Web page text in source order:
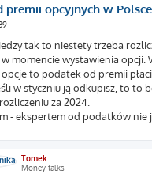
premii opcyjnych w Polsce
tak to niestety trzeba
momencie wystawienia opcji.
opcje to podatek od premii
w styczniu ją odkupisz, to to
za 2024.
- ekspertem od podatków nie
Tomek
Money talks